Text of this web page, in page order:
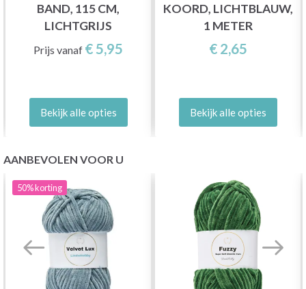
BAND, 115 CM,
LICHTGRIJS
Prijs vanaf € 5,95
Bekijk alle opties
KOORD, LICHTBLAUW,
1 METER
€ 2,65
Bekijk alle opties
AANBEVOLEN VOOR U
50%korting